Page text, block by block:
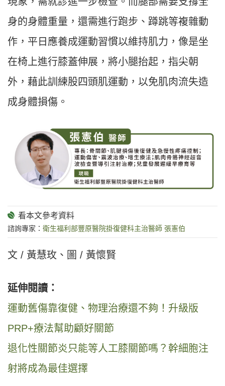
身的身體重量，還需進行跑步、蹲跳等複雜動
作，平日應養成運動習慣以維持肌力，像是坐
在椅上進行膝蓋伸展，將小腿抬起，指尖朝
外，藉此訓練股四頭肌運動，以免肌肉流失造
成身體損傷。
諮詢專家： 衛生福利部豐原醫院掛復健科主治醫師 張憲伯
文 / 黃慧玫、圖 / 黃懷賢
延伸閱讀：
運動舊傷靠復健、物理治療還不夠！升級版
PRP+療法幫助顧好關節
退化性關節炎只能等人工膝關節嗎？幹細胞注
射將成為最佳選擇